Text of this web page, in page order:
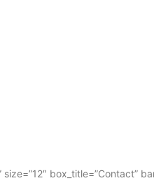
size=”12″ box_title=”Contact”